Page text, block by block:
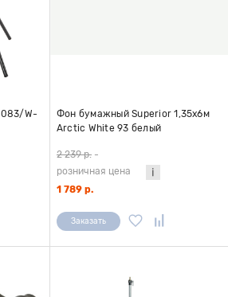
083/W-
Фон бумажный Superior 1,35x6м
Arctic White 93 белый
2 239 р. -
розничная цена
1 789 р.
Заказать